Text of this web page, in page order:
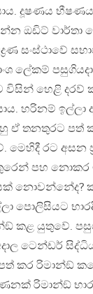
දූෂණය භීෂණය
ඔඩිට් වාර්තා
සංස්ථාවේ
ලේකම්
විසින් හෙළි දරව්
හරිනම් ඉල්ලා
තනතුරට පත්
මෙහිදී රට අසන
පහ නොකර
නොවන්නේද?
පොලිසියට
කළ යුතුවේ.
ටෙන්ඩර්
කර රිමාන්ඞ්
රිමාන්ඞ්